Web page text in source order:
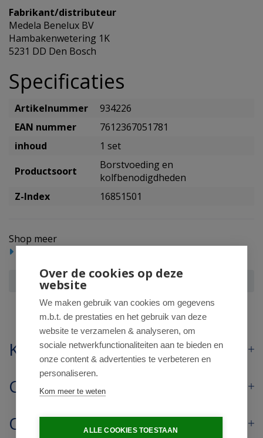
Fabrikant/distributeur
Medela Benelux BV
Hambakenwetering 1K
5231 DD Den Bosch
Specificaties
Artikelnummer
934226
EAN nummer
7612367051781
inhoud
1 set
Productsoort
Borstvoeding en
kolfbenodigdheden
Z-Index
16851501
Shop meer
Medela Symphony afkolfset dubbele M
Klantenservice
Contact
Openingstijden
Over de cookies op deze
website
We maken gebruik van cookies om gegevens
m.b.t. de prestaties en het gebruik van deze
website te verzamelen & analyseren, om
sociale netwerkfunctionaliteiten aan te bieden en
onze content & advertenties te verbeteren en
personaliseren.
Kom meer te weten
ALLE COOKIES TOESTAAN